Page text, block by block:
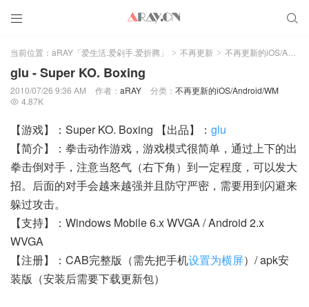
 
当前位置： aRAY「爱生活.爱剁手.爱折腾」 > 不再更新 > 不再更新的iOS/Android/WM
glu - Super KO. Boxing
2010/07/26 9:36 AM 作者： aRAY 分类： 不再更新的iOS/Android/WM
 4.87K
【游戏】：Super KO. Boxing 【出品】： glu
【简介】：拳击动作游戏，游戏模式很简单，通过上下的出
拳击倒对手，注意当怒气（右下角）到一定程度，可以发大
招。后面的对手会越来越强并且防守严密，需要用到闪避来
躲过攻击。
【支持】：Windows Mobile 6.x WVGA / Android 2.x
WVGA
【注册】：CAB完整版（需先把手机设置为横屏）/ apk安
装版（安装后需要下载更新包）